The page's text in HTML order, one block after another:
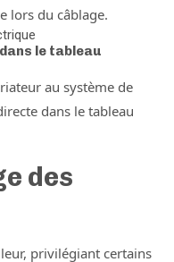
lors du câblage.
le tableau
au système de
dans le tableau
des
privilégiant certains